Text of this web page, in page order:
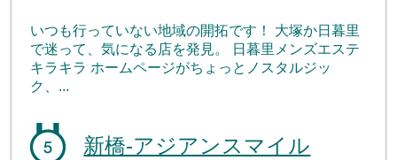
いつも行っていない地域の開拓です！ 大塚か日暮里
で迷って、気になる店を発見。 日暮里メンズエステ
キラキラ ホームページがちょっとノスタルジッ
ク、...
新橋-アジアンスマイル